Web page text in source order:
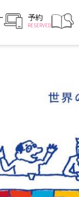
予約
RESERVED